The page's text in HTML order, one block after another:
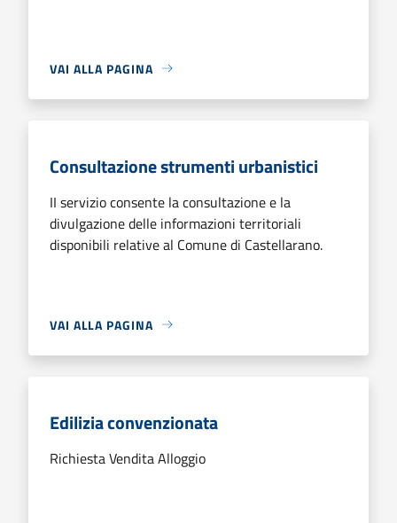
VAI ALLA PAGINA
Consultazione strumenti urbanistici
II servizio consente la consultazione e la
divulgazione delle informazioni territoriali
disponibili relative al Comune di Castellarano.
VAI ALLA PAGINA
Edilizia convenzionata
Richiesta Vendita Alloggio